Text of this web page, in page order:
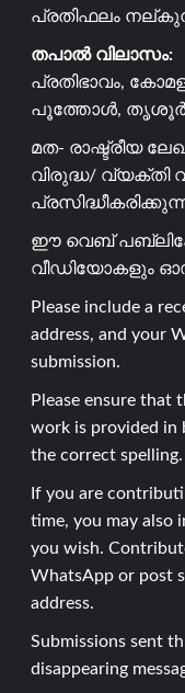
പ്രതിഫലം
തപാൽ വിലാസം:
പ്രതിഭാവം,
പൂത്തോൾ, തൃശൂർ-
മത- രാഷ്ട്രീയ
വിരുദ്ധ/ വ്യക്തി
ഈ വെബ്
വീഡിയോകളും
Please include a
address, and your
submission.
Please ensure that
work is provided in
the correct spelling.
If you are
time, you may also
you wish.
WhatsApp or post
address.
Submissions sent
disappearing